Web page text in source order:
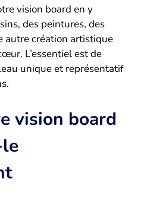
vision board en y
des peintures, des
autre création artistique
L’essentiel est de
unique et représentatif
vision board